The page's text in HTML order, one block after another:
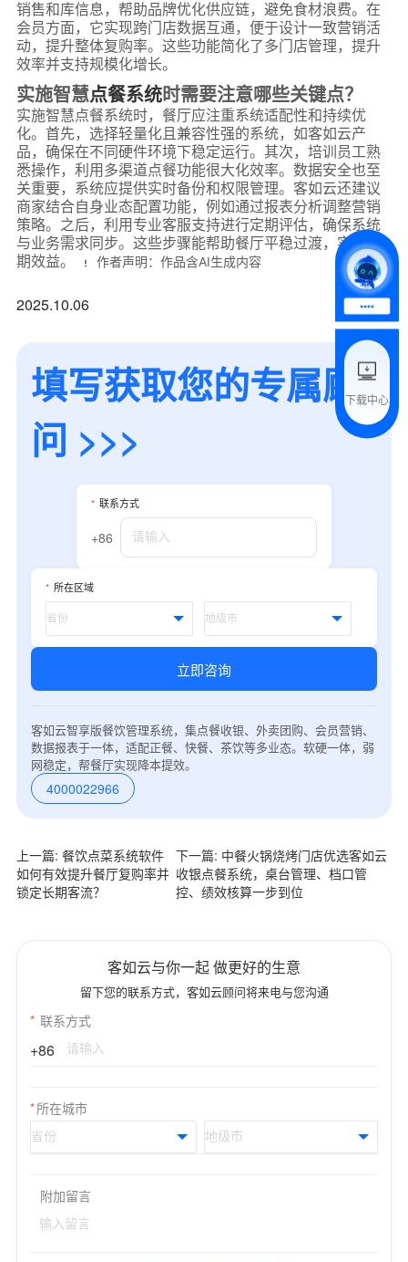
销售和库信息，帮助品牌优化供应链，避免食材浪费。在
会员方面，它实现跨门店数据互通，便于设计一致营销活
动，提升整体复购率。这些功能简化了多门店管理，提升
效率并支持规模化增长。
实施智慧点餐系统时需要注意哪些关键点？
实施智慧点餐系统时，餐厅应注重系统适配性和持续优
化。首先，选择轻量化且兼容性强的系统，如客如云产
品，确保在不同硬件环境下稳定运行。其次，培训员工熟
悉操作，利用多渠道点餐功能很大化效率。数据安全也至
关重要，系统应提供实时备份和权限管理。客如云还建议
商家结合自身业态配置功能，例如通过报表分析调整营销
策略。之后，利用专业客服支持进行定期评估，确保系统
与业务需求同步。这些步骤能帮助餐厅平稳过渡，实现长
期效益。
作者声明：作品含AI生成内容
2025.10.06
填写获取您的专属顾
问 >>>
* 联系方式
+86
* 所在区域
立即咨询
客如云智享版餐饮管理系统，集点餐收银、外卖团购、会员营销、
数据报表于一体，适配正餐、快餐、茶饮等多业态。软硬一体，弱
网稳定，帮餐厅实现降本提效。
4000022966
上一篇: 餐饮点菜系统软件
如何有效提升餐厅复购率并
锁定长期客流？
下一篇: 中餐火锅烧烤门店优选客如云
收银点餐系统，桌台管理、档口管
控、绩效核算一步到位
客如云与你一起 做更好的生意
留下您的联系方式，客如云顾问将来电与您沟通
* 联系方式
+86
*所在城市
附加留言
下载中心
*联系方式
+86
*所属业态
*我的姓名
我是老客户，了解最新优惠